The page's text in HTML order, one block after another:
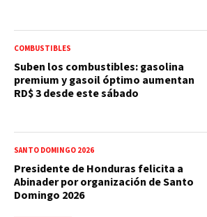
COMBUSTIBLES
Suben los combustibles: gasolina
premium y gasoil óptimo aumentan
RD$ 3 desde este sábado
SANTO DOMINGO 2026
Presidente de Honduras felicita a
Abinader por organización de Santo
Domingo 2026